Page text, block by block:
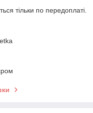
тільки по передоплаті.